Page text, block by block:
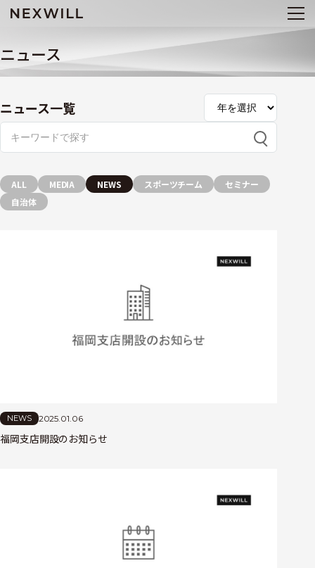
ニュース
ニュース一覧
ALL MEDIA NEWS スポーツチーム
セミナー
自治体
NEWS 2025.01.06
福岡支店開設のお知らせ